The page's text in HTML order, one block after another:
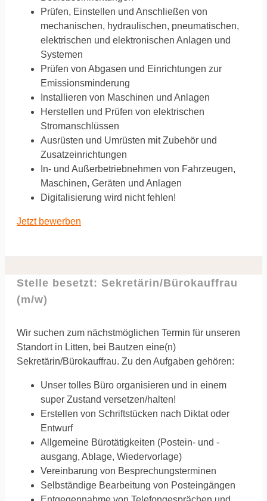
Prüfen, Einstellen und Anschließen von
mechanischen, hydraulischen, pneumatischen,
elektrischen und elektronischen Anlagen und
Systemen
Prüfen von Abgasen und Einrichtungen zur
Emissionsminderung
Installieren von Maschinen und Anlagen
Herstellen und Prüfen von elektrischen
Stromanschlüssen
Ausrüsten und Umrüsten mit Zubehör und
Zusatzeinrichtungen
In- und Außerbetriebnehmen von Fahrzeugen,
Maschinen, Geräten und Anlagen
Digitalisierung wird nicht fehlen!
Jetzt bewerben
Stelle besetzt: Sekretärin/Bürokauffrau
(m/w)
Wir suchen zum nächstmöglichen Termin für unseren
Standort in Litten, bei Bautzen eine(n)
Sekretärin/Bürokauffrau. Zu den Aufgaben gehören:
Unser tolles Büro organisieren und in einem
super Zustand versetzen/halten!
Erstellen von Schriftstücken nach Diktat oder
Entwurf
Allgemeine Bürotätigkeiten (Postein- und -
ausgang, Ablage, Wiedervorlage)
Vereinbarung von Besprechungsterminen
Selbständige Bearbeitung von Posteingängen